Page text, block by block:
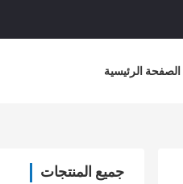
الصفحة الرئيسية
جميع المنتجات